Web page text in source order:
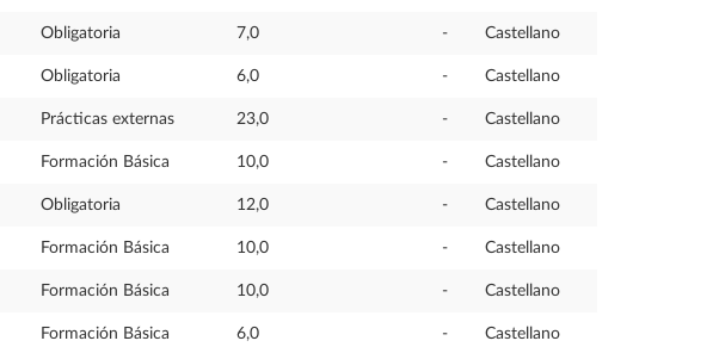
Obligatoria 7,0 - Castellano
Obligatoria 6,0 - Castellano
Prácticas externas 23,0 - Castellano
Formación Básica 10,0 - Castellano
Obligatoria 12,0 - Castellano
Formación Básica 10,0 - Castellano
Formación Básica 10,0 - Castellano
Formación Básica 6,0 - Castellano